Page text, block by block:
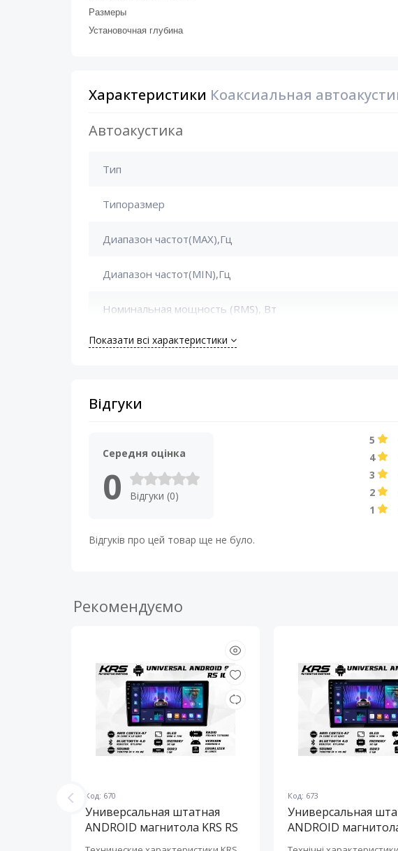
Размеры
Установочная глубина
Характеристики Коаксиальная
Автоакустика
Тип
Типоразмер
Диапазон частот(MAX),Гц
Диапазон частот(MIN),Гц
Номинальная мощность (RMS), Вт
Сопротивление катушки, Ом
Показати всі характеристики
Відгуки
Середня оцінка
0 Відгуки (0)
5
4
3
2
1
Відгуків про цей товар ще не було.
Рекомендуємо
Код: 670
Универсальная штатная
ANDROID магнитола KRS RS
Код: 673
Универсальная
ANDROID